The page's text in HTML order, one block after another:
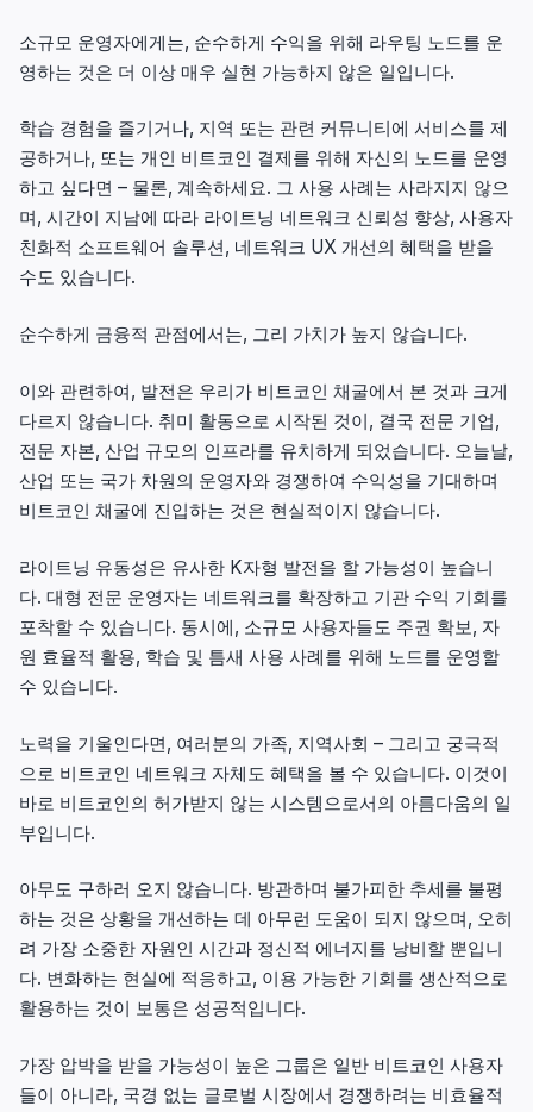
소규모 운영자에게는, 순수하게 수익을 위해 라우팅 노드를 운
영하는 것은 더 이상 매우 실현 가능하지 않은 일입니다.
학습 경험을 즐기거나, 지역 또는 관련 커뮤니티에 서비스를 제
공하거나, 또는 개인 비트코인 결제를 위해 자신의 노드를 운영
하고 싶다면 – 물론, 계속하세요. 그 사용 사례는 사라지지 않으
며, 시간이 지남에 따라 라이트닝 네트워크 신뢰성 향상, 사용자
친화적 소프트웨어 솔루션, 네트워크 UX 개선의 혜택을 받을
수도 있습니다.
순수하게 금융적 관점에서는, 그리 가치가 높지 않습니다.
이와 관련하여, 발전은 우리가 비트코인 채굴에서 본 것과 크게
다르지 않습니다. 취미 활동으로 시작된 것이, 결국 전문 기업,
전문 자본, 산업 규모의 인프라를 유치하게 되었습니다. 오늘날,
산업 또는 국가 차원의 운영자와 경쟁하여 수익성을 기대하며
비트코인 채굴에 진입하는 것은 현실적이지 않습니다.
라이트닝 유동성은 유사한 K자형 발전을 할 가능성이 높습니
다. 대형 전문 운영자는 네트워크를 확장하고 기관 수익 기회를
포착할 수 있습니다. 동시에, 소규모 사용자들도 주권 확보, 자
원 효율적 활용, 학습 및 틈새 사용 사례를 위해 노드를 운영할
수 있습니다.
노력을 기울인다면, 여러분의 가족, 지역사회 – 그리고 궁극적
으로 비트코인 네트워크 자체도 혜택을 볼 수 있습니다. 이것이
바로 비트코인의 허가받지 않는 시스템으로서의 아름다움의 일
부입니다.
아무도 구하러 오지 않습니다. 방관하며 불가피한 추세를 불평
하는 것은 상황을 개선하는 데 아무런 도움이 되지 않으며, 오히
려 가장 소중한 자원인 시간과 정신적 에너지를 낭비할 뿐입니
다. 변화하는 현실에 적응하고, 이용 가능한 기회를 생산적으로
활용하는 것이 보통은 성공적입니다.
가장 압박을 받을 가능성이 높은 그룹은 일반 비트코인 사용자
들이 아니라, 국경 없는 글로벌 시장에서 경쟁하려는 비효율적